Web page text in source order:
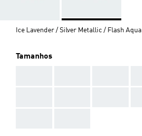
Ice Lavender / Silver Metallic / Flash Aqua
Tamanhos